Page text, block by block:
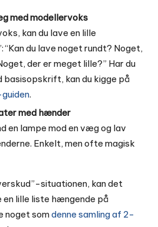
med modellervoks
kan du lave en lille
“Kan du lave noget rundt? Noget,
der er meget lille?” Har du
basisopskrift, kan du kigge på
.
med hænder
en lampe mod en væg og lav
Enkelt, men ofte magisk
situationen, kan det
lille liste hængende på
noget somdenne samling af 2-